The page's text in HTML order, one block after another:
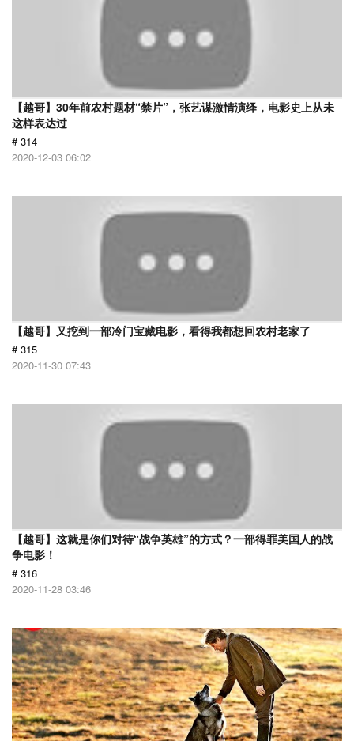
【越哥】30年前农村题材“禁片”，张艺谋激情演绎，电影史上从未
这样表达过
# 314
2020-12-03 06:02
【越哥】又挖到一部冷门宝藏电影，看得我都想回农村老家了
# 315
2020-11-30 07:43
【越哥】这就是你们对待“战争英雄”的方式？一部得罪美国人的战
争电影！
# 316
2020-11-28 03:46